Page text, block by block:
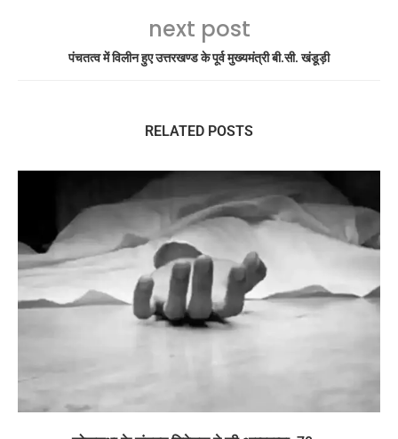
next post
पंचतत्व में विलीन हुए उत्तरखण्ड के पूर्व मुख्यमंत्री बी.सी. खंडूड़ी
RELATED POSTS